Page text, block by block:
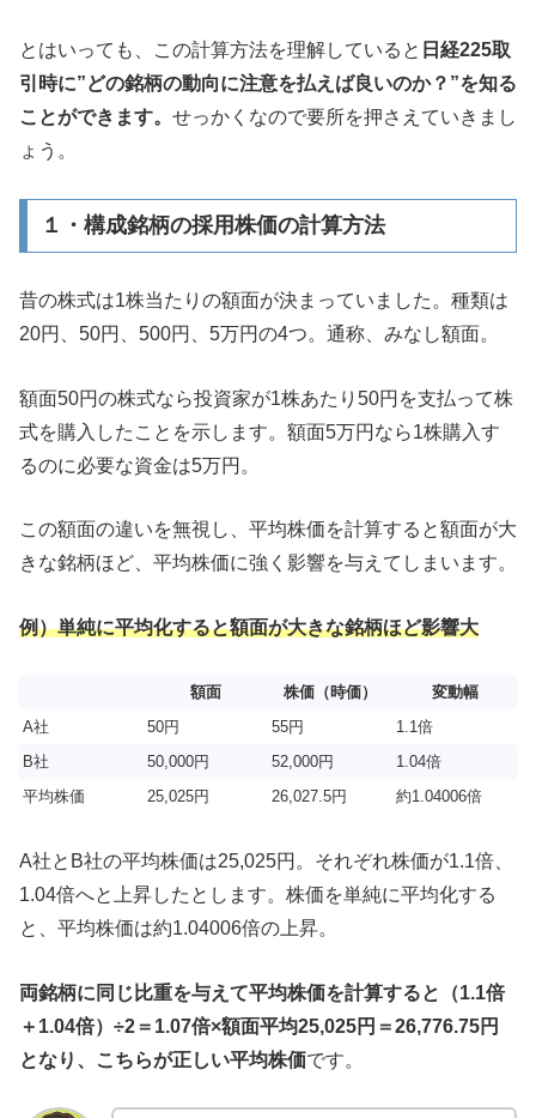
とはいっても、この計算方法を理解していると 日経225取
引時に”どの銘柄の動向に注意を払えば良いのか？”を知る
ことができます。 せっかくなので要所を押さえていきまし
ょう。
１・構成銘柄の採用株価の計算方法
昔の株式は1株当たりの額面が決まっていました。種類は
20円、50円、500円、5万円の4つ。通称、みなし額面。
額面50円の株式なら投資家が1株あたり50円を支払って株
式を購入したことを示します。額面5万円なら1株購入す
るのに必要な資金は5万円。
この額面の違いを無視し、平均株価を計算すると額面が大
きな銘柄ほど、平均株価に強く影響を与えてしまいます。
例）単純に平均化すると額面が大きな銘柄ほど影響大
額面 株価（時価）
変動幅
A社
50円 55円
1.1倍
B社
50,000円 52,000円
1.04倍
平均株価
25,025円 26,027.5円 約1.04006倍
A社とB社の平均株価は25,025円。それぞれ株価が1.1倍、
1.04倍へと上昇したとします。株価を単純に平均化する
と、平均株価は約1.04006倍の上昇。
両銘柄に同じ比重を与えて平均株価を計算すると（1.1倍
＋1.04倍）÷2＝1.07倍×額面平均25,025円＝26,776.75円
となり、こちらが正しい平均株価です。